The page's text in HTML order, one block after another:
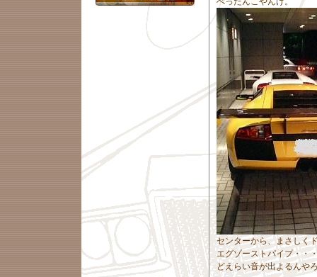
センターから、まさしく
エグゾーストパイプ・・
どえらい音が出よるんや